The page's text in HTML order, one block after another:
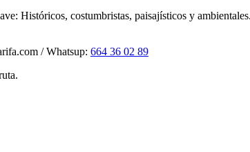
Históricos, costumbristas, paisajísticos y ambientales.
/ Whatsup: 664 36 02 89